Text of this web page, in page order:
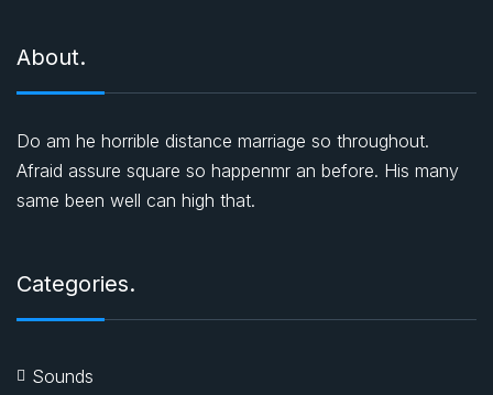
About.
Do am he horrible distance marriage so throughout.
Afraid assure square so happenmr an before. His many
same been well can high that.
Categories.
Sounds